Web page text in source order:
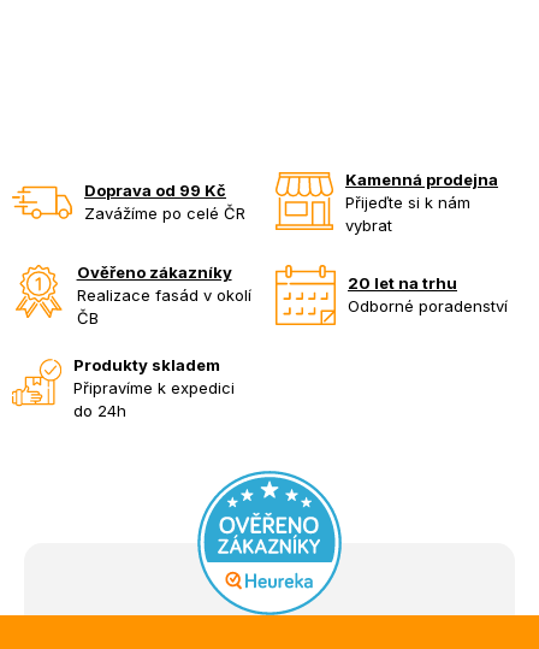
Doprava od 99 Kč
Zavážíme po celé ČR
Kamenná prodejna
Přijeďte si k nám
vybrat
Ověřeno zákazníky
Realizace fasád v okolí
ČB
20 let na trhu
Odborné poradenství
Produkty skladem
Připravíme k expedici
do 24h